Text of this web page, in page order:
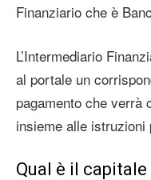
Finanziario che è
L’Intermediario
al portale un
pagamento che verrà
insieme alle istruzioni
Qual è il